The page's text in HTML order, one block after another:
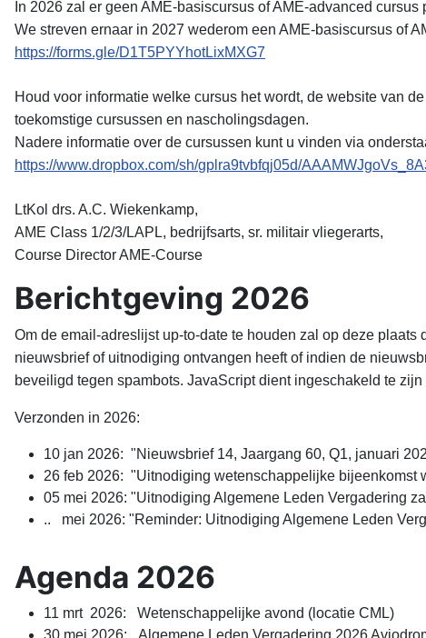
In 2026 zal er geen AME-basiscursus of AME-advanced cursus
We streven ernaar in 2027 wederom een AME-basiscursus of
https://forms.gle/D1T5PYYhotLixMXG7
Houd voor informatie welke cursus het wordt, de website van
toekomstige cursussen en nascholingsdagen.
Nadere informatie over de cursussen kunt u vinden via
https://www.dropbox.com/sh/gplra9tvbfqj05d/AAAMWJgoVs_
LtKol drs. A.C. Wiekenkamp,
AME Class 1/2/3/LAPL, bedrijfsarts, sr. militair vliegerarts,
Course Director AME-Course
Berichtgeving 2026
Om de email-adreslijst up-to-date te houden zal op deze
nieuwsbrief of uitnodiging ontvangen heeft of indien de
beveiligd tegen spambots. JavaScript dient ingeschakeld te
Verzonden in 2026:
10 jan 2026: "Nieuwsbrief 14, Jaargang 60, Q1, januari
26 feb 2026: "Uitnodiging wetenschappelijke bijeenkomst
05 mei 2026: "Uitnodiging Algemene Leden Vergadering
.. mei 2026: "Reminder: Uitnodiging Algemene Leden
Agenda 2026
11 mrt 2026: Wetenschappelijke avond (locatie CML)
30 mei 2026: Algemene Leden Vergadering 2026